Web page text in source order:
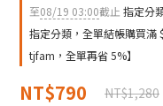
至08/19 03:00截止 指定分
指定分類，全單結帳購買滿
tjfam，全單再省 5%】
NT$790 NT$1,280